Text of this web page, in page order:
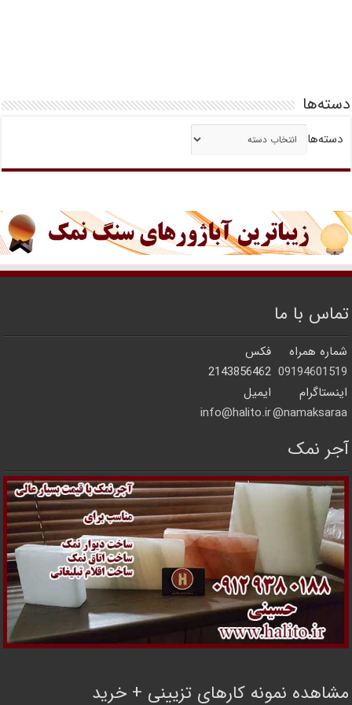
دسته‌ها
دسته‌ها
تماس با ما
شماره همراه
فکس
09194601519
2143856462
اینستاگرام
ایمیل
namaksaraa@
info@halito.ir
آجر نمک
مشاهده نمونه کارهای تزیینی + خرید